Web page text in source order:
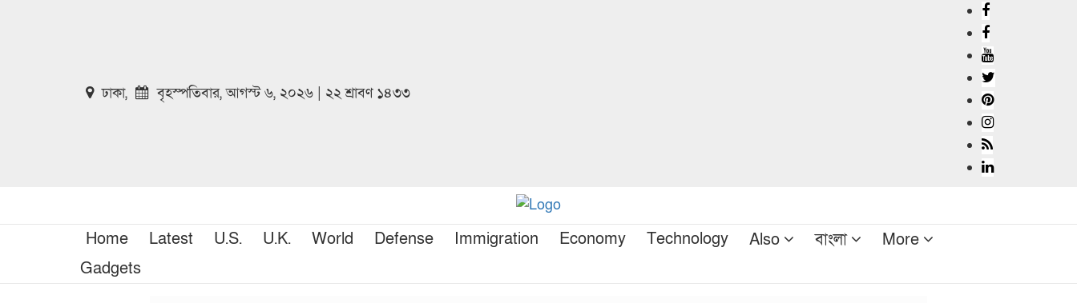
ঢাকা, বৃহস্পতিবার, আগস্ট ৬, ২০২৬ | ২২ শ্রাবণ ১৪৩৩
Home Latest U.S. U.K. World Defense Immigration Economy Technology Also বাংলা
More
Gadgets